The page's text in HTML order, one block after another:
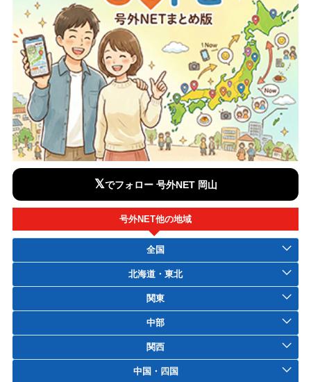
𝕏でフォロー 号外NET 岡山
号外NET他の地域
全国
北海道・東北
関東
中部
関西
中国・四国